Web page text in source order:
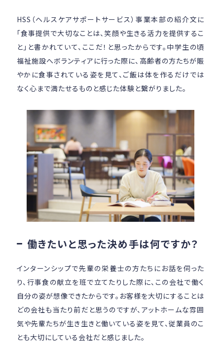
HSS（ヘルスケアサポートサービス）事業本部の紹介文に
「食事提供で大切なことは、笑顔や生きる活力を提供するこ
と」と書かれていて、ここだ！と思ったからです。中学生の頃
福祉施設へボランティアに行った際に、高齢者の方たちが賑
やかに食事されている姿を見て、ご飯は体を作るだけでは
なく心まで満たせるものと感じた体験と繋がりました。
働きたいと思った決め手は何ですか？
インターンシップで先輩の栄養士の方たちにお話を伺った
り、行事食の献立を班で立てたりした際に、この会社で働く
自分の姿が想像できたからです。お客様を大切にすることは
どの会社も当たり前だと思うのですが、アットホームな雰囲
気や先輩たちが生き生きと働いている姿を見て、従業員のこ
とも大切にしている会社だと感じました。